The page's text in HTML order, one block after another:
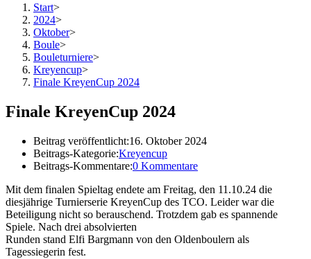
Start>
2024>
Oktober>
Boule>
Bouleturniere>
Kreyencup>
Finale KreyenCup 2024
Finale KreyenCup 2024
Beitrag veröffentlicht:16. Oktober 2024
Beitrags-Kategorie:Kreyencup
Beitrags-Kommentare:0 Kommentare
Mit dem finalen Spieltag endete am Freitag, den 11.10.24 die
diesjährige Turnierserie KreyenCup des TCO. Leider war die
Beteiligung nicht so berauschend. Trotzdem gab es spannende
Spiele. Nach drei absolvierten
Runden stand Elfi Bargmann von den Oldenboulern als
Tagessiegerin fest.